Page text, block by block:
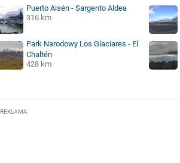
Puerto Aisén - Sargento Aldea
316 km
Park Narodowy Los Glaciares - El
Chaltén
428 km
REKLAMA